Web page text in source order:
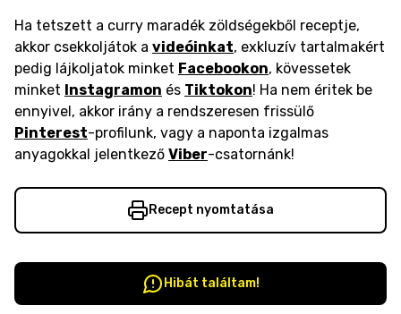
Ha tetszett a curry maradék zöldségekből receptje,
akkor csekkoljátok a videóinkat, exkluzív tartalmakért
pedig lájkoljatok minket Facebookon, kövessetek
minket Instagramon és Tiktokon! Ha nem éritek be
ennyivel, akkor irány a rendszeresen frissülő
Pinterest-profilunk, vagy a naponta izgalmas
anyagokkal jelentkező Viber-csatornánk!
Recept nyomtatása
Hibát találtam!